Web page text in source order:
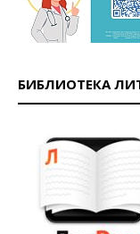
БИБЛИОТЕКА